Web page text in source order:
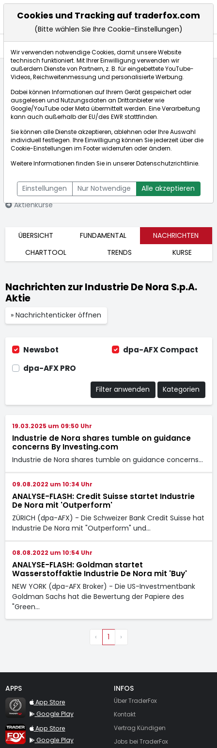
Börse:
Nora S.p.A.
[WKN: A3DK0W |
ISIN: IT0005186371]
Aktienkurse
Bid:6,490€Ask:6,535€
ÜBERSICHT FUNDAMENTAL
NACHRICHTEN
CHARTTOOL
TRENDS KURSE
Nachrichten zur Industrie De Nora S.p.A.
Aktie
» Nachrichtenticker öffnen
Newsbot
dpa-AFX Compact
dpa-AFX PRO
Filter anwenden Kategorien
19.03.2025 um 09:50 Uhr
Industrie de Nora shares tumble on guidance
concerns By Investing.com
Industrie de Nora shares tumble on guidance concerns…
09.08.2022 um 10:34 Uhr
ANALYSE-FLASH: Credit Suisse startet Industrie
De Nora mit 'Outperform'
ZÜRICH (dpa-AFX) - Die Schweizer Bank Credit Suisse hat
Industrie De Nora mit "Outperform" und…
08.08.2022 um 10:54 Uhr
ANALYSE-FLASH: Goldman startet
Wasserstoffaktie Industrie De Nora mit 'Buy'
NEW YORK (dpa-AFX Broker) - Die US-Investmentbank
Goldman Sachs hat die Bewertung der Papiere des
"Green…
‹ 1 ›
APPS
TraderFox Flash
App Store
Google Play
TraderFox App
App Store
Google Play
INFOS
Über TraderFox
Kontakt
Vertrag Kündigen
Jobs bei TraderFox
Cookies und Tracking auf traderfox.com
(Bitte wählen Sie Ihre Cookie-Einstellungen)
Wir verwenden notwendige Cookies, damit unsere Website
technisch funktioniert. Mit Ihrer Einwilligung verwenden wir
außerdem Dienste von Partnern, z. B. für eingebettete YouTube-
Videos, Reichweitenmessung und personalisierte Werbung.
Dabei können Informationen auf Ihrem Gerät gespeichert oder
ausgelesen und Nutzungsdaten an Drittanbieter wie
Google/YouTube oder Meta übermittelt werden. Eine Verarbeitung
kann auch außerhalb der EU/des EWR stattfinden.
Sie können alle Dienste akzeptieren, ablehnen oder Ihre Auswahl
individuell festlegen. Ihre Einwilligung können Sie jederzeit über die
Cookie-Einstellungen im Footer widerrufen oder ändern.
Weitere Informationen finden Sie in unsererDatenschutzrichtlinie.
Einstellungen Nur Notwendige Alle akzeptieren